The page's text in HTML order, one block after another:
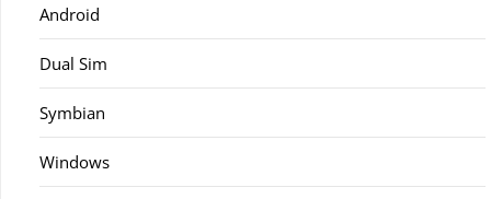
Android
Dual Sim
Symbian
Windows